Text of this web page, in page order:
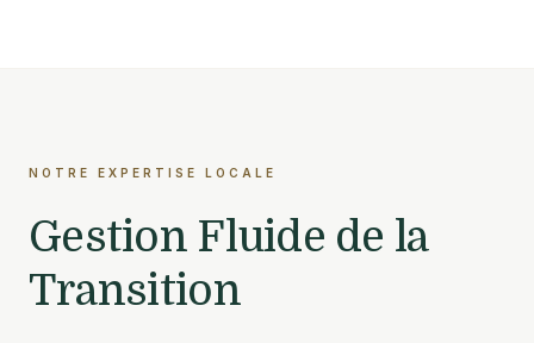
NOTRE EXPERTISE LOCALE
Gestion Fluide de la
Transition